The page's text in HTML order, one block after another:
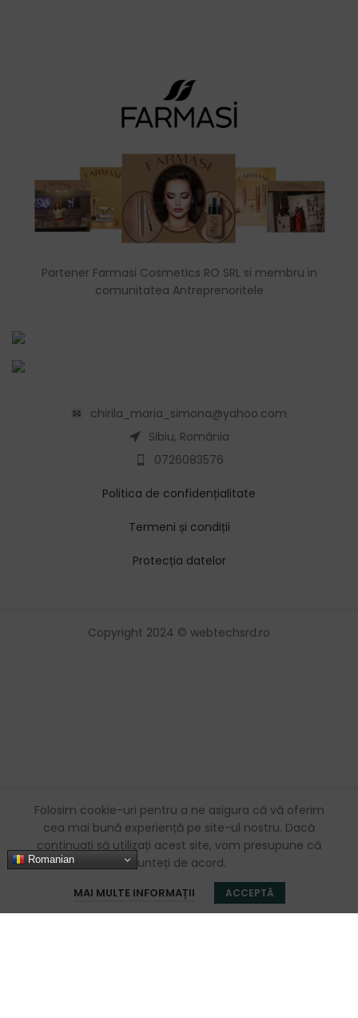
Partener Farmasi Cosmetics RO SRL si membru in
comunitatea Antreprenoritele
chirila_maria_simona@yahoo.com
Sibiu, România
0726083576
Politica de confidențialitate
Termeni și condiții
Protecția datelor
Copyright 2024 © webtechsrd.ro
Folosim cookie-uri pentru a ne asigura că vă oferim
cea mai bună experiență pe site-ul nostru. Dacă
continuați să utilizați acest site, vom presupune că
sunteți de acord.
MAI MULTE INFORMAȚII ACCEPTĂ
Romanian
Coș Contul meu